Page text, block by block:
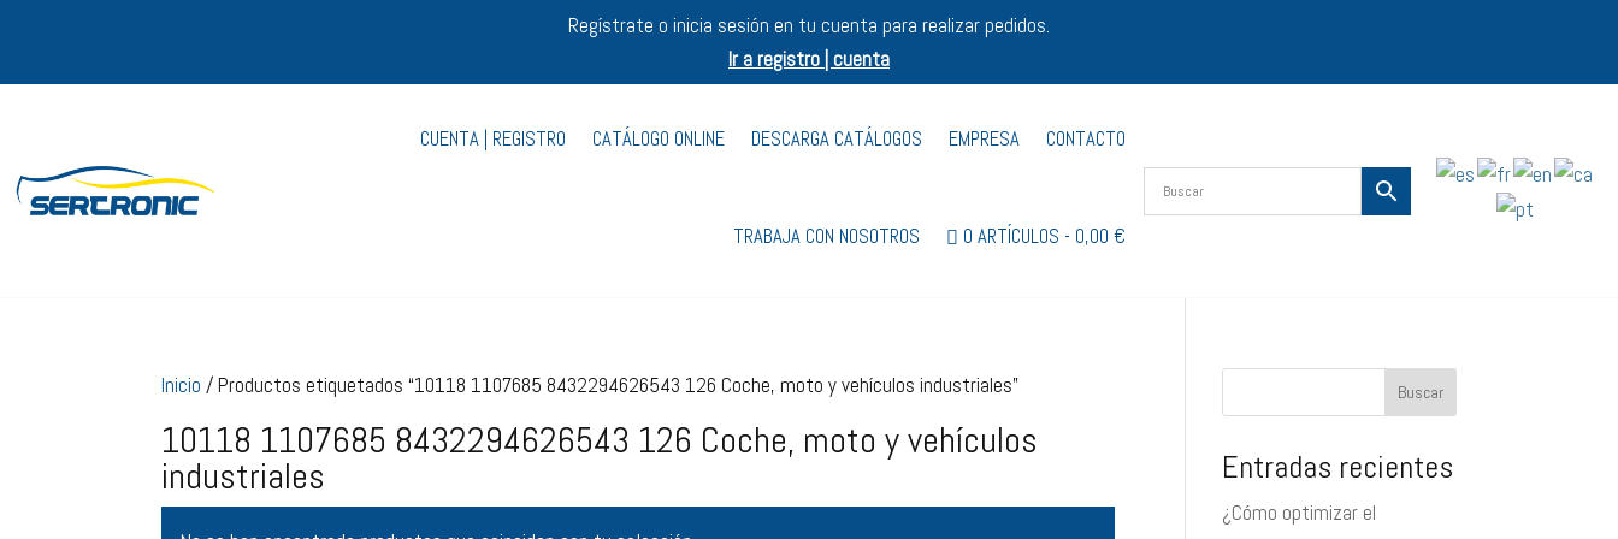
Regístrate o inicia sesión en tu cuenta para realizar pedidos.
Ir a registro | cuenta
CUENTA | REGISTRO CATÁLOGO ONLINE DESCARGA CATÁLOGOS EMPRESA CONTACTO
TRABAJA CON NOSOTROS 0 ARTÍCULOS 0,00 €
Inicio / Productos etiquetados “10118 1107685 8432294626543 126 Coche, moto y vehículos industriales”
10118 1107685 8432294626543 126 Coche, moto y vehículos
industriales
Buscar
Entradas recientes
¿Cómo optimizar el